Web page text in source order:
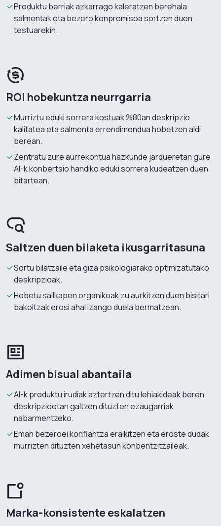
Produktu berriak azkarrago kaleratzen berehala
salmentak eta bezero konpromisoa sortzen duen
testuarekin.
ROI hobekuntza neurrgarria
Murriztu eduki sorrera kostuak %80an deskripzio
kalitatea eta salmenta errendimendua hobetzen aldi
berean.
Zentratu zure aurrekontua hazkunde jardueretan gure
AI-k konbertsio handiko eduki sorrera kudeatzen duen
bitartean.
Saltzen duen bilaketa ikusgarritasuna
Sortu bilatzaile eta giza psikologiarako optimizatutako
deskripzioak.
Hobetu sailkapen organikoak zu aurkitzen duen bisitari
bakoitzak erosi ahal izango duela bermatzean.
Adimen bisual abantaila
AI-k produktu irudiak aztertzen ditu lehiakideak beren
deskripzioetan galtzen dituzten ezaugarriak
nabarmentzeko.
Eman bezeroei konfiantza eraikitzen eta eroste dudak
murrizten dituzten xehetasun konbentzitzaileak.
Marka-konsistente eskalatzen